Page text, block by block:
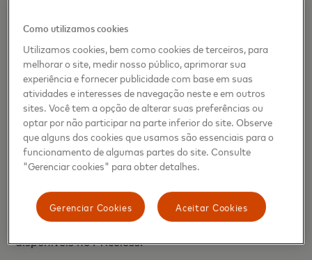
transformada em uma websérie que apresenta a
cada capítulo novas descobertas e personagens
responsáveis pelos ingredientes que farão parte do
cardápio diário do restaurante Notiê e do bar Abaru.
A série pode ser conferida no canal do Youtube da
Mastercard Brasile o episódio com a participação
do Junior Bottura estreia em 11 de novembro.
A viagem permitiu que Junior Bottura desenvolvesse
elaborasse um rótulo exclusivo para a temporada
Sertões: a cerveja Dona Carlinda. Confira os rótulos
disponíveis no Priceless:
Como utilizamos cookies
Utilizamos cookies, bem como cookies de terceiros, para
melhorar o site, medir nosso público, aprimorar sua
experiência e fornecer publicidade com base em suas
atividades e interesses de navegação neste e em outros
sites. Você tem a opção de alterar suas preferências ou
optar por não participar na parte inferior do site. Observe
que alguns dos cookies que usamos são essenciais para o
funcionamento de algumas partes do site. Consulte
"Gerenciar cookies" para obter detalhes.
Aceitar Cookies
Gerenciar Cookies